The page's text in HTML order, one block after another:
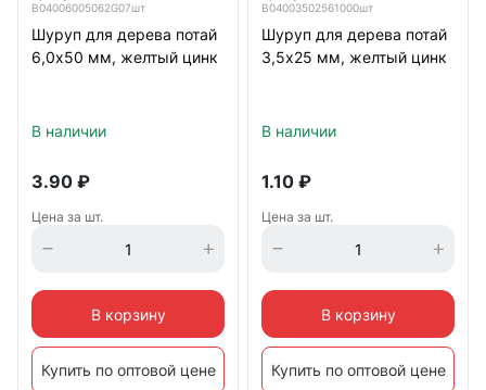
B04006005062G07шт
Шуруп для дерева потай
6,0х50 мм, желтый цинк
В наличии
3.90 ₽
Цена за шт.
В корзину
Купить по оптовой цене
B04003502561000шт
Шуруп для дерева потай
3,5х25 мм, желтый цинк
В наличии
1.10 ₽
Цена за шт.
В корзину
Купить по оптовой цене